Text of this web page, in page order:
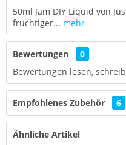
50ml Jam DIY Liquid von
fruchtiger... mehr
Bewertungen
0
Bewertungen lesen,
Empfohlenes Zubehör 6
Ähnliche Artikel